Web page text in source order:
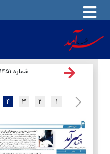
شماره ۱۴۵۱
۱ ۲ ۳ ۴